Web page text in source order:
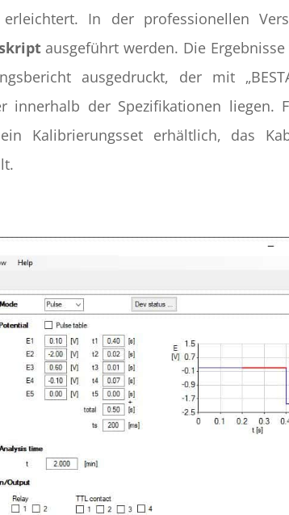
In der professionellen
ausgeführt werden. Die Ergebnisse
ausgedruckt, der mit
innerhalb der Spezifikationen liegen.
Kalibrierungsset erhältlich, das